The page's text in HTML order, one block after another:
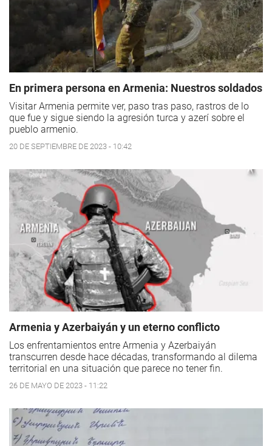
En primera persona en Armenia: Nuestros soldados
Visitar Armenia permite ver, paso tras paso, rastros de lo
que fue y sigue siendo la agresión turca y azerí sobre el
pueblo armenio.
20 DE SEPTIEMBRE DE 2023 - 10:42
Armenia y Azerbaiyán y un eterno conflicto
Los enfrentamientos entre Armenia y Azerbaiyán
transcurren desde hace décadas, transformando al dilema
territorial en una situación que parece no tener fin.
26 DE MAYO DE 2023 - 11:22